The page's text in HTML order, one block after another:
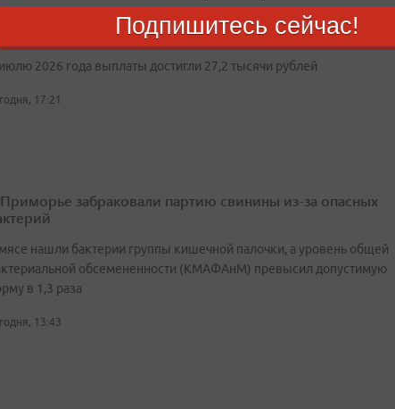
пенсия в России выросла на 2 тысячи рублей за
2026 года выплаты достигли 27,2 тысячи рублей
17:21
забраковали партию свинины из-за опасных
нашли бактерии группы кишечной палочки, а уровень общей
обсемененности (КМАФАнМ) превысил допустимую
в 1,3 раза
13:43
Подпишитесь сейчас!